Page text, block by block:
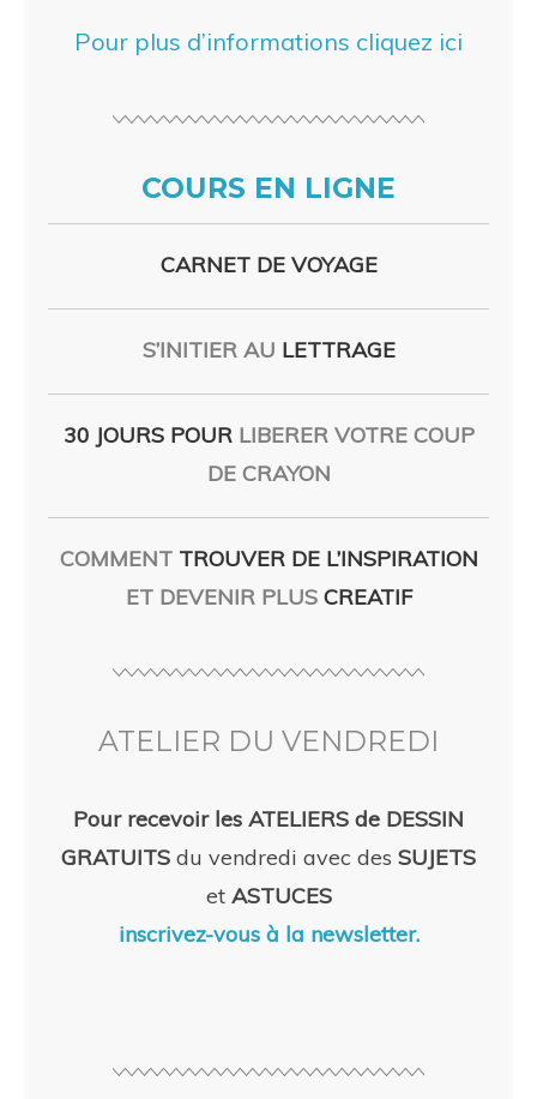
Pour plus d’informations cliquez ici
COURS EN LIGNE
CARNET DE VOYAGE
S’INITIER AU LETTRAGE
30 JOURS POURLIBERER VOTRE COUP
DE CRAYON
COMMENT TROUVER DE L’INSPIRATION
ET DEVENIR PLUS CREATIF
ATELIER DU VENDREDI
Pour recevoir les ATELIERS de DESSIN
GRATUITS du vendredi avec des SUJETS
et ASTUCES
inscrivez-vous à la newsletter.